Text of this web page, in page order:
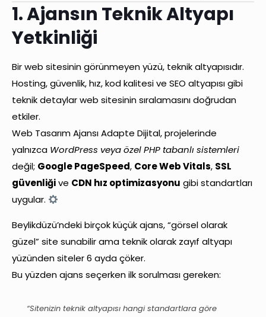
1. Ajansın Teknik Altyapı
Yetkinliği
Bir web sitesinin görünmeyen yüzü, teknik altyapısıdır.
Hosting, güvenlik, hız, kod kalitesi ve SEO altyapısı gibi
teknik detaylar web sitesinin sıralamasını doğrudan
etkiler.
Web Tasarım Ajansı Adapte Dijital, projelerinde
yalnızca WordPress veya özel PHP tabanlı sistemleri
değil; Google PageSpeed, Core Web Vitals, SSL
güvenliğive CDN hız optimizasyonu gibi standartları
uygular.
Beylikdüzü’ndeki birçok küçük ajans, “görsel olarak
güzel” site sunabilir ama teknik olarak zayıf altyapı
yüzünden siteler 6 ayda çöker.
Bu yüzden ajans seçerken ilk sorulması gereken:
“Sitenizin teknik altyapısı hangi standartlara göre